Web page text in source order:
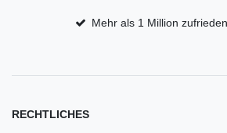
Mehr als 1 Million
RECHTLICHES